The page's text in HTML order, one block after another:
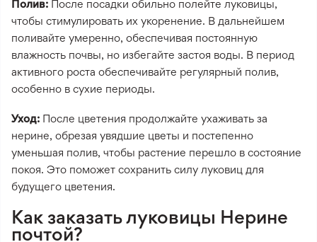
Полив: После посадки обильно полейте луковицы,
чтобы стимулировать их укоренение. В дальнейшем
поливайте умеренно, обеспечивая постоянную
влажность почвы, но избегайте застоя воды. В период
активного роста обеспечивайте регулярный полив,
особенно в сухие периоды.
Уход: После цветения продолжайте ухаживать за
нерине, обрезая увядшие цветы и постепенно
уменьшая полив, чтобы растение перешло в состояние
покоя. Это поможет сохранить силу луковиц для
будущего цветения.
Как заказать луковицы Нерине
почтой?